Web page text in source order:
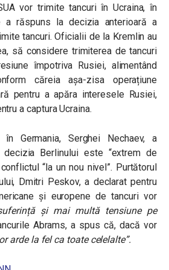
vor trimite tancuri în Ucraina, în
a răspuns la decizia anterioară a
tancuri. Oficialii de la Kremlin au
să considere trimiterea de tancuri
împotriva Rusiei, alimentând
căreia așa-zisa operațiune
pentru a apăra interesele Rusiei,
a captura Ucraina.
în Germania, Serghei Nechaev, a
Berlinului este “extrem de
“la un nou nivel”. Purtătorul
Dmitri Peskov, a declarat pentru
și europene de tancuri vor
și mai multă tensiune pe
Abrams, a spus că, dacă vor
arde la fel ca toate celelalte”.